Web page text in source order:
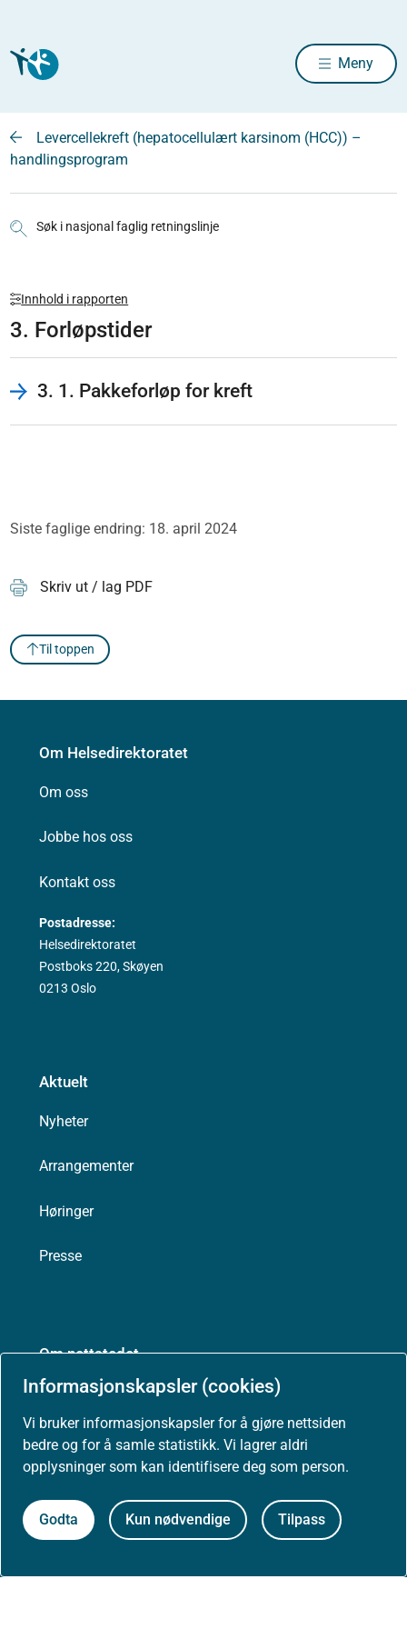
Informasjonskapsler (cookies)
Vi bruker informasjonskapsler for å gjøre nettsiden
bedre og for å samle statistikk. Vi lagrer aldri
opplysninger som kan identifisere deg som person.
Godta Kun nødvendige Tilpass
Meny
Levercellekreft (hepatocellulært karsinom (HCC)) –
handlingsprogram
Søk i nasjonal faglig retningslinje
Innhold i rapporten
3. Forløpstider
3. 1. Pakkeforløp for kreft
Siste faglige endring: 18. april 2024
Skriv ut / lag PDF
Til toppen
Om Helsedirektoratet
Om oss
Jobbe hos oss
Kontakt oss
Postadresse:
Helsedirektoratet
Postboks 220, Skøyen
0213 Oslo
Aktuelt
Nyheter
Arrangementer
Høringer
Presse
Om nettstedet
Personvernerklæring
Tilgjengelighetserklæring (uustatus.no)
Nyhetsvarsel og abonnement
Åpne data (API)